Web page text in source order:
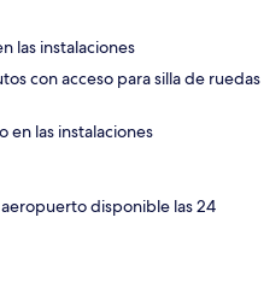
las instalaciones
con acceso para silla de ruedas
en las instalaciones
disponible las 24